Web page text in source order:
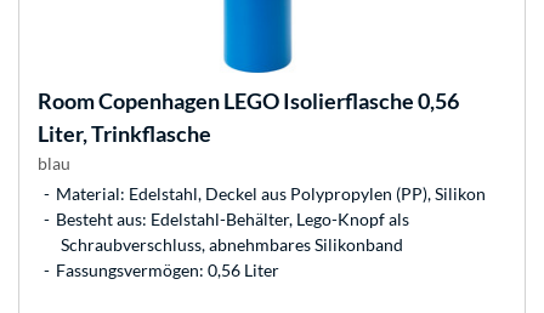
Room CopenhagenLEGO Isolierflasche 0,56
Liter, Trinkflasche
blau
Material: Edelstahl, Deckel aus Polypropylen (PP), Silikon
Besteht aus: Edelstahl-Behälter, Lego-Knopf als
Schraubverschluss, abnehmbares Silikonband
Fassungsvermögen: 0,56 Liter